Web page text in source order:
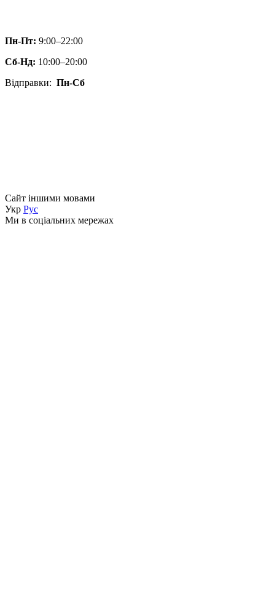
Пн-Пт: 9:00–22:00
Сб-Нд: 10:00–20:00
Відправки: Пн-Сб
Сайт іншими мовами
Укр Рус
Ми в соціальних мережах